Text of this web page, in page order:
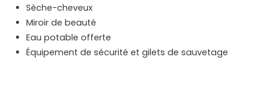
Sèche-cheveux
Miroir de beauté
Eau potable offerte
Équipement de sécurité et gilets de sauvetage